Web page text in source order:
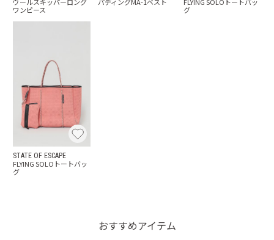
ウールスキッパーロング
ワンピース
パディングMA-1ベスト
FLYING SOLOトートバッ
グ
STATE OF ESCAPE
FLYING SOLOトートバッ
グ
おすすめアイテム